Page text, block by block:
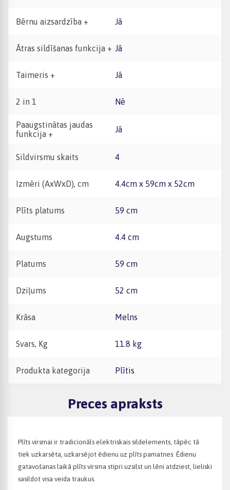
Bērnu aizsardzība + Jā
Ātras sildīšanas funkcija + Jā
Taimeris + Jā
2 in 1 Nē
Paaugstinātas jaudas
funkcija +
Jā
Sildvirsmu skaits 4
Izmēri (AxWxD), cm 4.4cm x 59cm x 52cm
Plīts platums 59 cm
Augstums 4.4 cm
Platums 59 cm
Dziļums 52 cm
Krāsa Melns
Svars, Kg 11.8 kg
Produkta kategorija Plītis
Preces apraksts
Plīts virsmai ir tradicionāls elektriskais sildelements, tāpēc tā
tiek uzkarsēta, uzkarsējot ēdienu uz plīts pamatnes. Ēdienu
gatavošanas laikā plīts virsma stipri uzsilst un lēni atdziest, lieliski
sasildot visa veida traukus.